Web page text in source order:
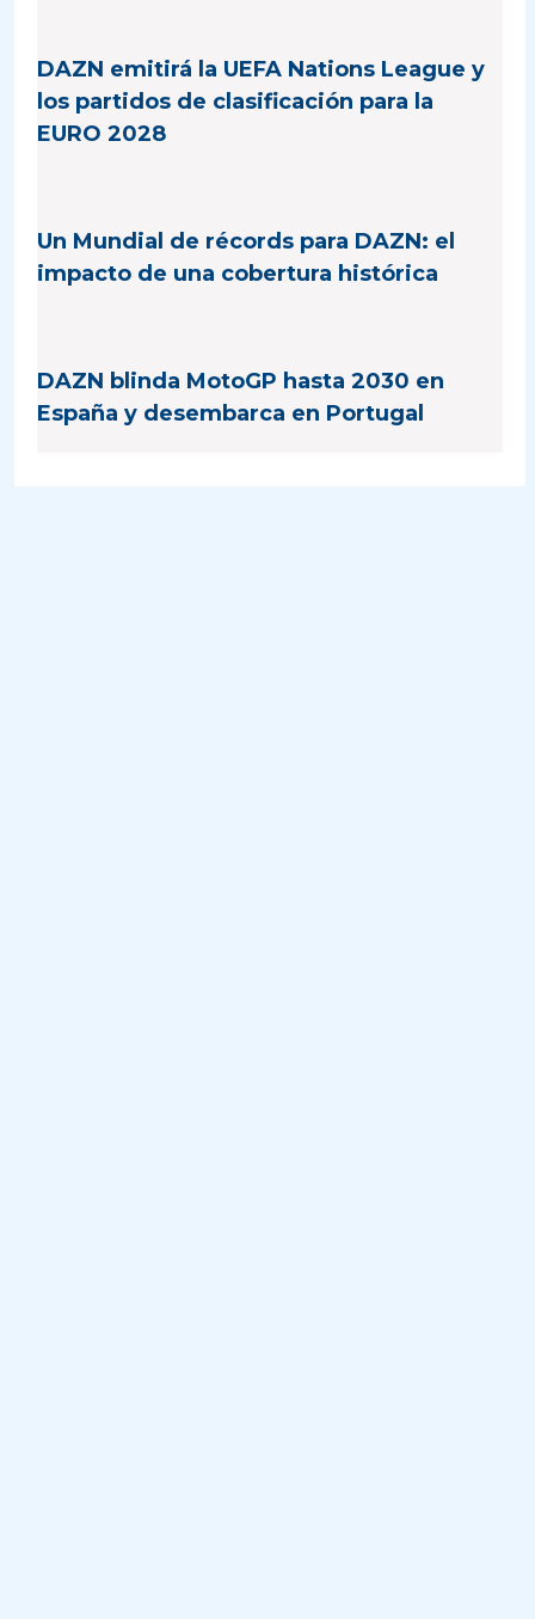
DAZN emitirá la UEFA Nations League y
los partidos de clasificación para la
EURO 2028
Un Mundial de récords para DAZN: el
impacto de una cobertura histórica
DAZN blinda MotoGP hasta 2030 en
España y desembarca en Portugal